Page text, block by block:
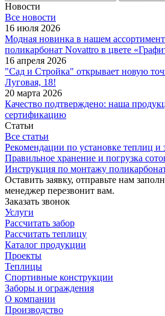
Новости
Все новости
16 июля 2026
Модная новинка в нашем
поликарбонат Novattro в цвете
16 апреля 2026
"Сад и Стройка" открывает новую
Луговая, 18!
20 марта 2026
Качество подтверждено: наша
сертификацию
Статьи
Все статьи
Рекомендации по установке теплиц и
Правильное хранение и погрузка
Инструкция по монтажу
Оставить заявку, отправьте нам
менеджер перезвонит вам.
Заказать звонок
Услуги
Рассчитать забор
Рассчитать теплицу
Каталог продукции
Проекты
Теплицы
Спортивные конструкции
Заборы и ограждения
О компании
Производство